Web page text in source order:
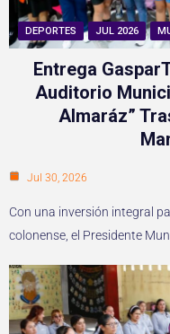
DEPORTES JUL 2026
Entrega
Auditorio
Almaráz”
Jul 30, 2026
Con una inversión integral
colonense, el Presidente